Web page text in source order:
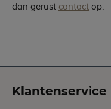
dan gerust contact op.
Klantenservice